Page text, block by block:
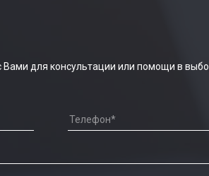
для консультации или помощи в